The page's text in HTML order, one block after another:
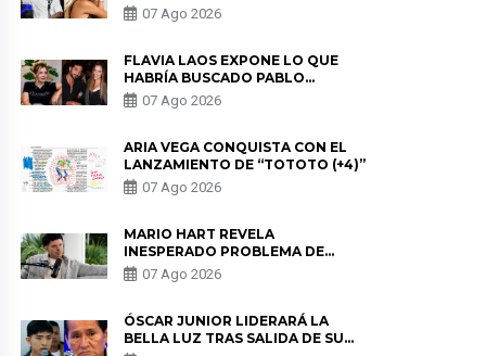
HERRERA Y ANUNCIA SU SALIDA
DE PÓDCAST
07 Ago 2026
FLAVIA LAOS EXPONE LO QUE
HABRÍA BUSCADO PABLO
HEREDIA CON ALE FULLER: “UNA
DE LAS PARTES QUERÍA EL
07 Ago 2026
ARIA VEGA CONQUISTA CON EL
LANZAMIENTO DE “TOTOTO (+4)”
07 Ago 2026
MARIO HART REVELA
INESPERADO PROBLEMA DE
SALUD ANTES DE SEPARARSE DE
KORINA: “ME ENCONTRARON UN
07 Ago 2026
ÓSCAR JUNIOR LIDERARÁ LA
BELLA LUZ TRAS SALIDA DE SU